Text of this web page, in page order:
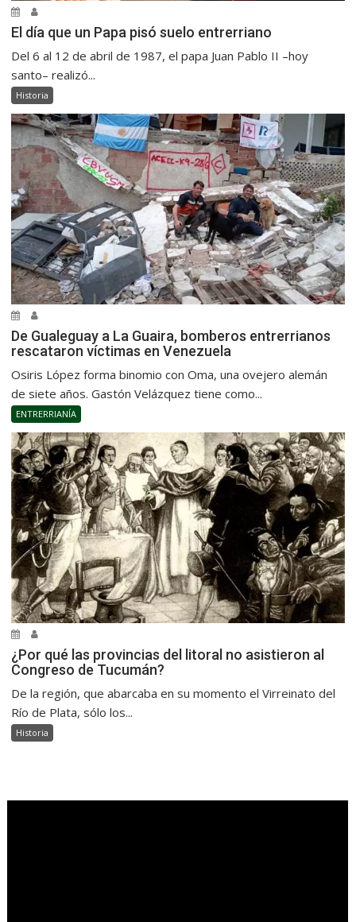
El día que un Papa pisó suelo entrerriano
Del 6 al 12 de abril de 1987, el papa Juan Pablo II –hoy
santo– realizó...
Historia
De Gualeguay a La Guaira, bomberos entrerrianos
rescataron víctimas en Venezuela
Osiris López forma binomio con Oma, una ovejero alemán
de siete años. Gastón Velázquez tiene como...
ENTRERRIANÍA
¿Por qué las provincias del litoral no asistieron al
Congreso de Tucumán?
De la región, que abarcaba en su momento el Virreinato del
Río de Plata, sólo los...
Historia